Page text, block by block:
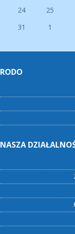
24
25
31
1
RODO
NASZA